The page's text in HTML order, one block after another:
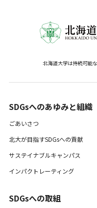
北海道大学は持続可能
SDGsへのあゆみと組織 ​
ごあいさつ
北大が目指すSDGsへの貢献
サステイナブルキャンパス
インパクトレーティング
SDGsへの取組